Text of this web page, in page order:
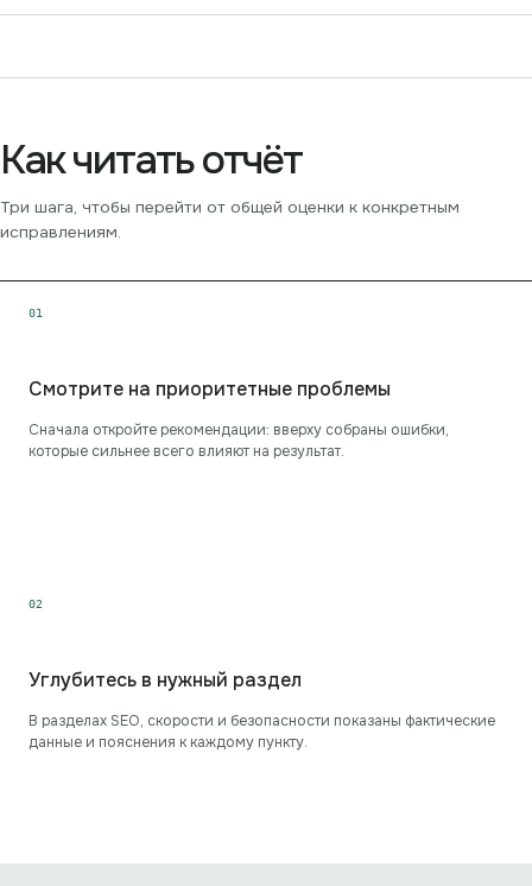
Как читать отчёт
Три шага, чтобы перейти от общей оценки к конкретным
исправлениям.
01
Смотрите на приоритетные проблемы
Сначала откройте рекомендации: вверху собраны ошибки,
которые сильнее всего влияют на результат.
02
Углубитесь в нужный раздел
В разделах SEO, скорости и безопасности показаны фактические
данные и пояснения к каждому пункту.